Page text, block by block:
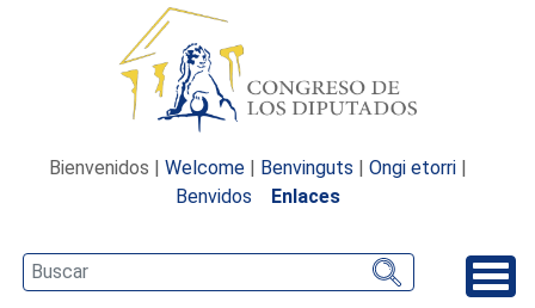
Bienvenidos | Welcome | Benvinguts | Ongi etorri |
Benvidos
Enlaces